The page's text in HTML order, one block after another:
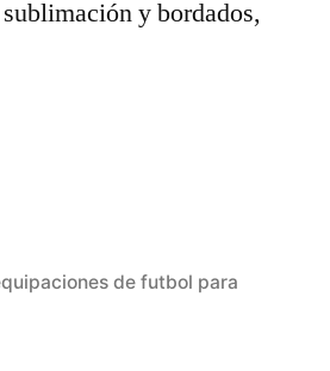
y bordados,
de futbol para